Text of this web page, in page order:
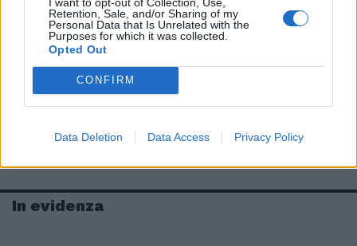
Retention, Sale, and/or Sharing of my
Personal Data that Is Unrelated with the
Purposes for which it was collected.
Opted Out
CONFIRM
Data Deletion Data Access Privacy Policy
In evidenza